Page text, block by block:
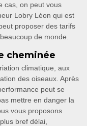
cas, on peut vous
Lobry Léon qui est
proposer des tarifs
de monde.
cheminée
climatique, aux
des oiseaux. Après
peut se
mettre en danger la
vous proposons
bref délai,